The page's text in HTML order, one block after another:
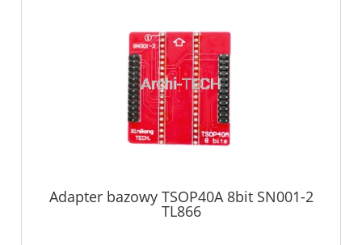
Adapter bazowy TSOP40A 8bit SN001-2
TL866